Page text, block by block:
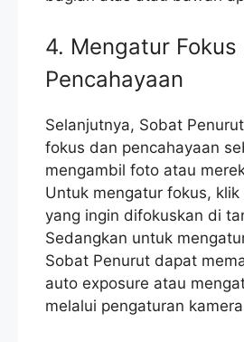
4. Mengatur Fokus
Pencahayaan
Selanjutnya, Sobat
fokus dan pencahayaan
mengambil foto atau
Untuk mengatur fokus,
yang ingin difokuskan di
Sedangkan untuk
Sobat Penurut dapat
auto exposure atau
melalui pengaturan